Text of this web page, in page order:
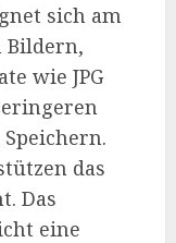
sich am
Bildern,
wie JPG
das
Das
eine